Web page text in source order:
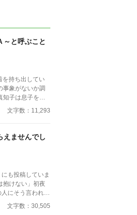
と呼ぶこと
を持ち出してい
事象がないか調
を続けてあげる
文字数：11,293
えませんでし
も投稿していま
抱けない」初夜
にそう言われて
まいました。初
妹が死んでしま
文字数：30,505